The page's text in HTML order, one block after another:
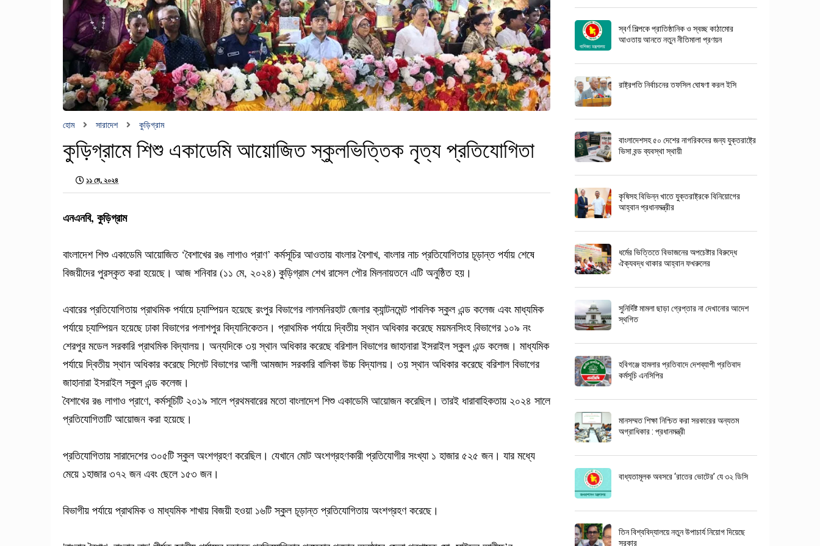
হোম সারাদেশ কুড়িগ্রাম
কুড়িগ্রামে শিশু একাডেমি আয়োজিত স্কুলভিত্তিক নৃত্য প্রতিযোগিতা
১১ মে, ২০২৪
এনএনবি, কুড়িগ্রাম
বাংলাদেশ শিশু একাডেমি আয়োজিত ‘বৈশাখের রঙ লাগাও প্রাণ’ কর্মসূচির আওতায় বাংলার বৈশাখ, বাংলার নাচ প্রতিযোগিতার চূড়ান্ত পর্যায় শেষে
বিজয়ীদের পুরস্কৃত করা হয়েছে। আজ শনিবার (১১ মে, ২০২৪) কুড়িগ্রাম শেখ রাসেল পৌর মিলনায়তনে এটি অনুষ্ঠিত হয়।
এবারের প্রতিযোগিতায় প্রাথমিক পর্যায়ে চ্যাম্পিয়ন হয়েছে রংপুর বিভাগের লালমনিরহাট জেলার ক্যান্টনমেন্ট পাবলিক স্কুল এন্ড কলেজ এবং মাধ্যমিক
পর্যায়ে চ্যাম্পিয়ন হয়েছে ঢাকা বিভাগের পলাশপুর বিদ্যানিকেতন। প্রাথমিক পর্যায়ে দ্বিতীয় স্থান অধিকার করেছে ময়মনসিংহ বিভাগের ১০৯ নং
শেরপুর মডেল সরকারি প্রাথমিক বিদ্যালয়। অন্যদিকে ৩য় স্থান অধিকার করেছে বরিশাল বিভাগের জাহানারা ইসরাইল স্কুল এন্ড কলেজ। মাধ্যমিক
পর্যায়ে দ্বিতীয় স্থান অধিকার করেছে সিলেট বিভাগের আলী আমজাদ সরকারি বালিকা উচ্চ বিদ্যালয়। ৩য় স্থান অধিকার করেছে বরিশাল বিভাগের
জাহানারা ইসরাইল স্কুল এন্ড কলেজ।
বৈশাখের রঙ লাগাও প্রাণে, কর্মসূচিটি ২০১৯ সালে প্রথমবারের মতো বাংলাদেশ শিশু একাডেমি আয়োজন করেছিল। তারই ধারাবাহিকতায় ২০২৪ সালে
প্রতিযোগিতাটি আয়োজন করা হয়েছে।
প্রতিযোগিতায় সারাদেশের ৩০৫টি স্কুল অংশগ্রহণ করেছিল। যেখানে মোট অংশগ্রহণকারী প্রতিযোগীর সংখ্যা ১ হাজার ৫২৫ জন। যার মধ্যে
মেয়ে ১হাজার ৩৭২ জন এবং ছেলে ১৫৩ জন।
বিভাগীয় পর্যায়ে প্রাথমিক ও মাধ্যমিক শাখায় বিজয়ী হওয়া ১৬টি স্কুল চূড়ান্ত প্রতিযোগিতায় অংশগ্রহণ করেছে।
স্বর্ণ শিল্পকে প্রাতিষ্ঠানিক ও স্বচ্ছ কাঠামোর
আওতায় আনতে নতুন নীতিমালা প্রণয়ন
রাষ্ট্রপতি নির্বাচনের তফসিল ঘোষণা করল ইসি
বাংলাদেশসহ ৫০ দেশের নাগরিকদের জন্য যুক্তরাষ্ট্রে
ভিসা বন্ড ব্যবস্থা স্থায়ী
কৃষিসহ বিভিন্ন খাতে যুক্তরাষ্ট্রকে বিনিয়োগের
আহ্বান প্রধানমন্ত্রীর
ধর্মের ভিত্তিতে বিভাজনের অপচেষ্টার বিরুদ্ধে
ঐক্যবদ্ধ থাকার আহ্বান ফখরুলের
সুনির্দিষ্ট মামলা ছাড়া গ্রেপ্তার না দেখানোর আদেশ
স্থগিত
হবিগঞ্জে হামলার প্রতিবাদে দেশব্যাপী প্রতিবাদ
কর্মসূচি এনসিপির
মানসম্মত শিক্ষা নিশ্চিত করা সরকারের অন্যতম
অগ্রাধিকার : প্রধানমন্ত্রী
বাধ্যতামূলক অবসরে ‘রাতের ভোটের’ যে ৩২ ডিসি
তিন বিশ্ববিদ্যালয়ে নতুন উপাচার্য নিয়োগ দিয়েছে
সরকার